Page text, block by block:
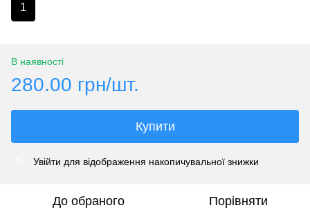
1
В наявності
280.00 грн/шт.
Купити
Увійти для відображення накопичувальної знижки
До обраного Порівняти